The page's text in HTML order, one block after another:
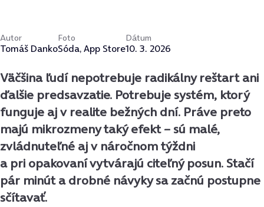
Autor
Tomáš Danko
Foto
Sóda, App Store
Dátum
10. 3. 2026
Väčšina ľudí nepotrebuje radikálny reštart ani
ďalšie predsavzatie. Potrebuje systém, ktorý
funguje aj v realite bežných dní. Práve preto
majú mikrozmeny taký efekt– sú malé,
zvládnuteľné aj v náročnom týždni
a pri opakovaní vytvárajú citeľný posun. Stačí
pár minút a drobné návyky sa začnú postupne
sčítavať.